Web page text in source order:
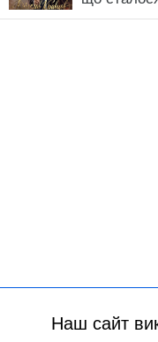
Наш сайт